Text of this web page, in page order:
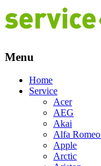
Menu
Skip
Home
Service
Acer
AEG
Akai
Alfa Romeo
Apple
Arctic